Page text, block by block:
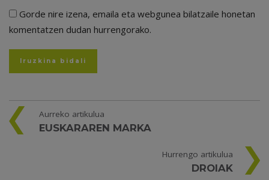
Gorde nire izena, emaila eta webgunea bilatzaile honetan
komentatzen dudan hurrengorako.
Aurreko artikulua
EUSKARAREN MARKA
Hurrengo artikulua
DROIAK